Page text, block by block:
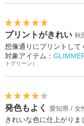
プリントがきれい 秋
想像通りにプリントして
対象アイテム：
トグリーン）
発色もよく 愛知県 / 女
きれいな色に仕上がり